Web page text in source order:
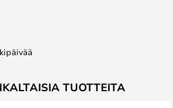
TUOTTEITA